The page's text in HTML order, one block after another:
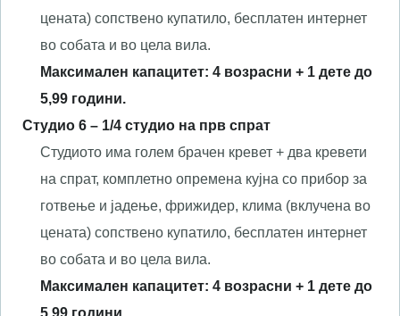
цената) сопствено купатило, бесплатен интернет
во собата и во цела вила.
Максимален капацитет: 4 возрасни + 1 дете до
5,99 години.
Студио 6 – 1/4 студио на прв спрат
Студиото има голем брачен кревет + два кревети
на спрат, комплетно опремена кујна со прибор за
готвење и јадење, фрижидер, клима (вклучена во
цената) сопствено купатило, бесплатен интернет
во собата и во цела вила.
Максимален капацитет: 4 возрасни + 1 дете до
5,99 години.